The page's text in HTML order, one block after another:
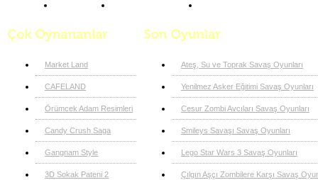
Market Land
CAFELAND
Örümcek Adam Resimleri
Candy Crush Saga
Gangnam Style
3D Sokak Pateni 2
Ateş, Su ve Toprak Savaş Oyunları
Yenilmez Asker Eğitimi Savaş Oyunları
Cesur Zombi Avcıları Savaş Oyunları
Smileys Savaşı Savaş Oyunları
Lego Star Wars 3 Savaş Oyunları
Çılgın Aşçı Zombilere Karşı Savaş